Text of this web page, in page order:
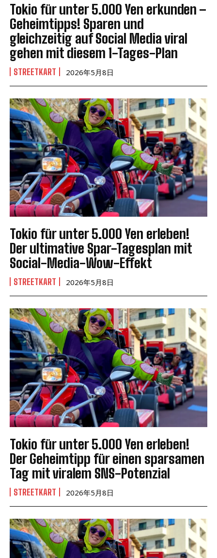
Tokio für unter 5.000 Yen erkunden –
Geheimtipps! Sparen und
gleichzeitig auf Social Media viral
gehen mit diesem 1-Tages-Plan
STREETKART 2026年5月8日
Tokio für unter 5.000 Yen erleben!
Der ultimative Spar-Tagesplan mit
Social-Media-Wow-Effekt
STREETKART 2026年5月8日
Tokio für unter 5.000 Yen erleben!
Der Geheimtipp für einen sparsamen
Tag mit viralem SNS-Potenzial
STREETKART 2026年5月8日